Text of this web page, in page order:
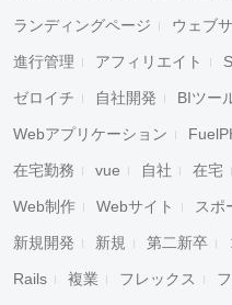
ランディングページ ウェブ
進行管理 アフィリエイト
ゼロイチ 自社開発 BIツー
Webアプリケーション
在宅勤務 vue 自社 在宅
Web制作 Webサイト スポ
新規開発 新規 第二新卒
Rails 複業 フレックス